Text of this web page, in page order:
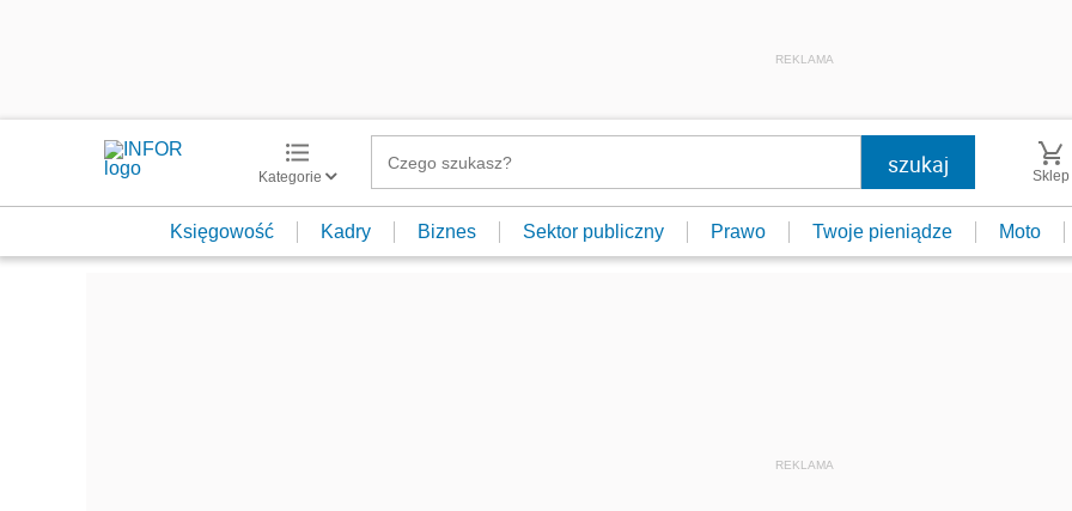
REKLAMA
Kategorie Sklep
Księgowość Kadry Biznes Sektor publiczny Prawo Twoje pieniądze Moto